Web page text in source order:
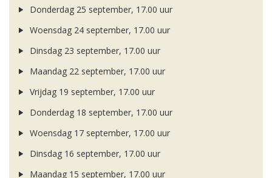
Donderdag 25 september, 17.00 uur
Woensdag 24 september, 17.00 uur
Dinsdag 23 september, 17.00 uur
Maandag 22 september, 17.00 uur
Vrijdag 19 september, 17.00 uur
Donderdag 18 september, 17.00 uur
Woensdag 17 september, 17.00 uur
Dinsdag 16 september, 17.00 uur
Maandag 15 september, 17.00 uur